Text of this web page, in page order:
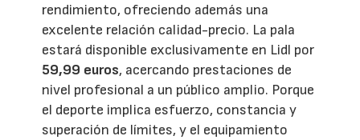
rendimiento, ofreciendo además una
excelente relación calidad-precio. La pala
estará disponible exclusivamente en Lidl por
59,99 euros, acercando prestaciones de
nivel profesional a un público amplio. Porque
el deporte implica esfuerzo, constancia y
superación de límites, y el equipamiento